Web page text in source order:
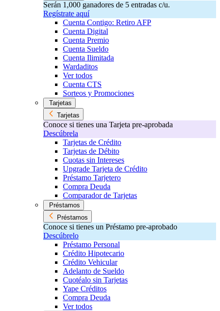
Serán 1,000 ganadores de 5 entradas c/u.
Regístrate aquí
Cuenta Contigo: Retiro AFP
Cuenta Digital
Cuenta Premio
Cuenta Sueldo
Cuenta Ilimitada
Wardaditos
Ver todos
Cuenta CTS
Sorteos y Promociones
Tarjetas
Tarjetas
Conoce si tienes una Tarjeta pre-aprobada
Descúbrela
Tarjetas de Crédito
Tarjetas de Débito
Cuotas sin Intereses
Upgrade Tarjeta de Crédito
Préstamo Tarjetero
Compra Deuda
Comparador de Tarjetas
Préstamos
Préstamos
Conoce si tienes un Préstamo pre-aprobado
Descúbrelo
Préstamo Personal
Crédito Hipotecario
Crédito Vehicular
Adelanto de Sueldo
Cuotéalo sin Tarjetas
Yape Créditos
Compra Deuda
Ver todos